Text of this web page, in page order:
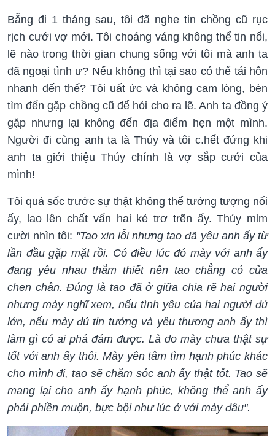
Bẵng đi 1 tháng sau, tôi đã nghe tin chồng cũ rục
rịch cưới vợ mới. Tôi choáng váng không thể tin nổi,
lẽ nào trong thời gian chung sống với tôi mà anh ta
đã ngoại tình ư? Nếu không thì tại sao có thể tái hôn
nhanh đến thế? Tôi uất ức và không cam lòng, bèn
tìm đến gặp chồng cũ để hỏi cho ra lẽ. Anh ta đồng ý
gặp nhưng lại không đến địa điểm hẹn một mình.
Người đi cùng anh ta là Thúy và tôi c.hết đứng khi
anh ta giới thiệu Thúy chính là vợ sắp cưới của
mình!
Tôi quá sốc trước sự thật không thể tưởng tượng nổi
ấy, lao lên chất vấn hai kẻ trơ trẽn ấy. Thúy mỉm
cười nhìn tôi: "Tao xin lỗi nhưng tao đã yêu anh ấy từ
lần đầu gặp mặt rồi. Có điều lúc đó mày với anh ấy
đang yêu nhau thắm thiết nên tao chẳng có cửa
chen chân. Đúng là tao đã ở giữa chia rẽ hai người
nhưng mày nghĩ xem, nếu tình yêu của hai người đủ
lớn, nếu mày đủ tin tưởng và yêu thương anh ấy thì
làm gì có ai phá đám được. Là do mày chưa thật sự
tốt với anh ấy thôi. Mày yên tâm tìm hạnh phúc khác
cho mình đi, tao sẽ chăm sóc anh ấy thật tốt. Tao sẽ
mang lại cho anh ấy hạnh phúc, không thể anh ấy
phải phiền muộn, bực bội như lúc ở với mày đâu".